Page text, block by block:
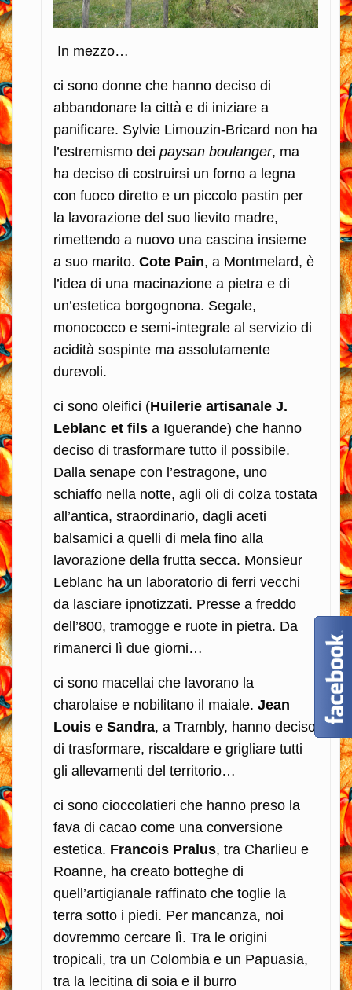
In mezzo…
ci sono donne che hanno deciso di
abbandonare la città e di iniziare a
panificare. Sylvie Limouzin-Bricard non ha
l’estremismo dei paysan boulanger, ma
ha deciso di costruirsi un forno a legna
con fuoco diretto e un piccolo pastin per
la lavorazione del suo lievito madre,
rimettendo a nuovo una cascina insieme
a suo marito. Cote Pain, a Montmelard, è
l’idea di una macinazione a pietra e di
un’estetica borgognona. Segale,
monococco e semi-integrale al servizio di
acidità sospinte ma assolutamente
durevoli.
ci sono oleifici (Huilerie artisanale J.
Leblanc et fils a Iguerande) che hanno
deciso di trasformare tutto il possibile.
Dalla senape con l’estragone, uno
schiaffo nella notte, agli oli di colza tostata
all’antica, straordinario, dagli aceti
balsamici a quelli di mela fino alla
lavorazione della frutta secca. Monsieur
Leblanc ha un laboratorio di ferri vecchi
da lasciare ipnotizzati. Presse a freddo
dell’800, tramogge e ruote in pietra. Da
rimanerci lì due giorni…
ci sono macellai che lavorano la
charolaise e nobilitano il maiale. Jean
Louis e Sandra, a Trambly, hanno deciso
di trasformare, riscaldare e grigliare tutti
gli allevamenti del territorio…
ci sono cioccolatieri che hanno preso la
fava di cacao come una conversione
estetica. Francois Pralus, tra Charlieu e
Roanne, ha creato botteghe di
quell’artigianale raffinato che toglie la
terra sotto i piedi. Per mancanza, noi
dovremmo cercare lì. Tra le origini
tropicali, tra un Colombia e un Papuasia,
tra la lecitina di soia e il burro